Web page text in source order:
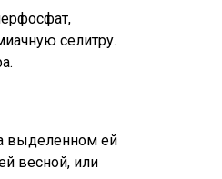
селитру.
выделенном ей
весной, или